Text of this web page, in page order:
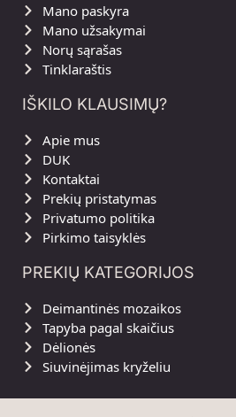
Mano paskyra
Mano užsakymai
Norų sąrašas
Tinklaraštis
IŠKILO KLAUSIMŲ?
Apie mus
DUK
Kontaktai
Prekių pristatymas
Privatumo politika
Pirkimo taisyklės
PREKIŲ KATEGORIJOS
Deimantinės mozaikos
Tapyba pagal skaičius
Dėlionės
Siuvinėjimas kryželiu